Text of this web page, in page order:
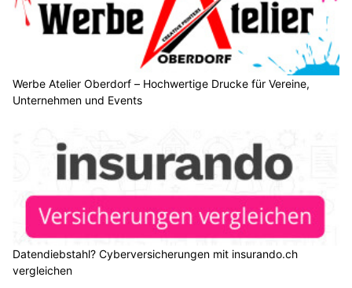
Werbe Atelier Oberdorf – Hochwertige Drucke für Vereine,
Unternehmen und Events
Datendiebstahl? Cyberversicherungen mit insurando.ch
vergleichen